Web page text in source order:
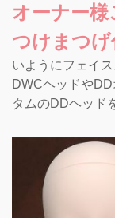
オーナー
つけまつげ
いようにフェイ
DWCヘッドや
タムのDDヘッド